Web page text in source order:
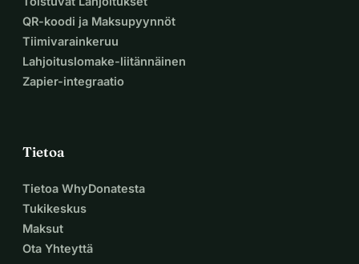
QR-koodi ja Maksupyynnöt
Tiimivarainkeruu
Lahjoituslomake-liitännäinen
Zapier-integraatio
Tietoa
Tietoa WhyDonatesta
Tukikeskus
Maksut
Ota Yhteyttä